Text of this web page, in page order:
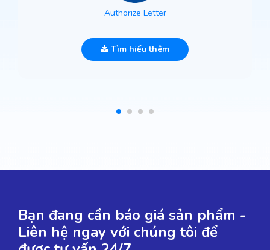
Authorize Letter
Tìm hiểu thêm
Bạn đang cần báo giá sản phẩm -
Liên hệ ngay với chúng tôi để